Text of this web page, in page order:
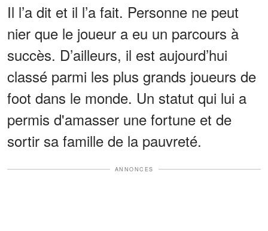
Il l’a dit et il l’a fait. Personne ne peut
nier que le joueur a eu un parcours à
succès. D’ailleurs, il est aujourd’hui
classé parmi les plus grands joueurs de
foot dans le monde. Un statut qui lui a
permis d'amasser une fortune et de
sortir sa famille de la pauvreté.
ANNONCES